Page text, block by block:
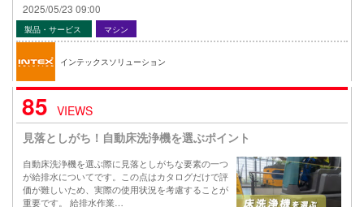
2025/05/23 09:00
製品・サービス マシン
インテックスソリューション
85 VIEWS
見落としがち！自動床洗浄機を選ぶポイント
自動床洗浄機を選ぶ際に見落としがちな要素の一つ
が給排水についてです。この点はカタログだけで評
価が難しいため、実際の使用状況を考慮することが
重要です。 給排水作業…